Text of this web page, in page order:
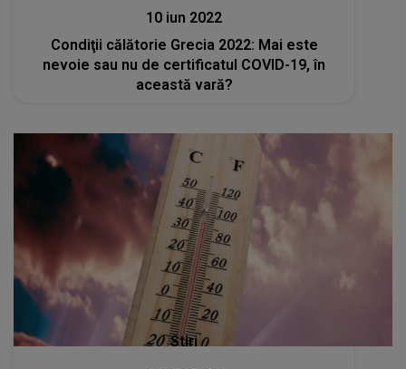
10 iun 2022
Condiţii călătorie Grecia 2022: Mai este
nevoie sau nu de certificatul COVID-19, în
această vară?
Stiri